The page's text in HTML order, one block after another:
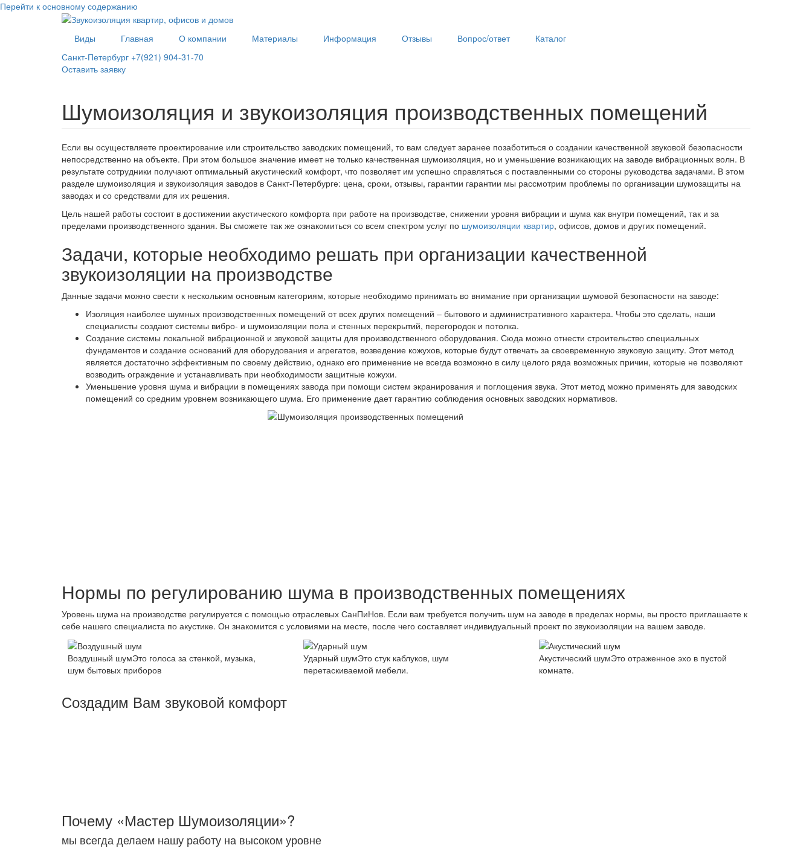
Перейти к основному содержанию
Виды Главная О компании Материалы Информация Отзывы Вопрос/ответ
Каталог
Санкт-Петербург +7(921) 904-31-70
Оставить заявку
Шумоизоляция и звукоизоляция производственных помещений
Если вы осуществляете проектирование или строительство заводских помещений, то вам следует заранее позаботиться о создании качественной звуковой безопасности
непосредственно на объекте. При этом большое значение имеет не только качественная шумоизоляция, но и уменьшение возникающих на заводе вибрационных волн. В
результате сотрудники получают оптимальный акустический комфорт, что позволяет им успешно справляться с поставленными со стороны руководства задачами. В этом
разделе шумоизоляция и звукоизоляция заводов в Санкт-Петербурге: цена, сроки, отзывы, гарантии гарантии мы рассмотрим проблемы по организации шумозащиты на
заводах и со средствами для их решения.
Цель нашей работы состоит в достижении акустического комфорта при работе на производстве, снижении уровня вибрации и шума как внутри помещений, так и за
пределами производственного здания. Вы сможете так же ознакомиться со всем спектром услуг по шумоизоляции квартир, офисов, домов и других помещений.
Задачи, которые необходимо решать при организации качественной
звукоизоляции на производстве
Данные задачи можно свести к нескольким основным категориям, которые необходимо принимать во внимание при организации шумовой безопасности на заводе:
Изоляция наиболее шумных производственных помещений от всех других помещений – бытового и административного характера. Чтобы это сделать, наши
специалисты создают системы вибро- и шумоизоляции пола и стенных перекрытий, перегородок и потолка.
Создание системы локальной вибрационной и звуковой защиты для производственного оборудования. Сюда можно отнести строительство специальных
фундаментов и создание оснований для оборудования и агрегатов, возведение кожухов, которые будут отвечать за своевременную звуковую защиту. Этот метод
является достаточно эффективным по своему действию, однако его применение не всегда возможно в силу целого ряда возможных причин, которые не позволяют
возводить ограждение и устанавливать при необходимости защитные кожухи.
Уменьшение уровня шума и вибрации в помещениях завода при помощи систем экранирования и поглощения звука. Этот метод можно применять для заводских
помещений со средним уровнем возникающего шума. Его применение дает гарантию соблюдения основных заводских нормативов.
Нормы по регулированию шума в производственных помещениях
Уровень шума на производстве регулируется с помощью отраслевых СанПиНов. Если вам требуется получить шум на заводе в пределах нормы, вы просто приглашаете к
себе нашего специалиста по акустике. Он знакомится с условиями на месте, после чего составляет индивидуальный проект по звукоизоляции на вашем заводе.
Воздушный шумЭто голоса за стенкой, музыка,
шум бытовых приборов
Ударный шумЭто стук каблуков, шум
перетаскиваемой мебели.
Акустический шумЭто отраженное эхо в пустой
комнате.
Создадим Вам звуковой комфорт
Почему «Мастер Шумоизоляции»?
мы всегда делаем нашу работу на высоком уровне